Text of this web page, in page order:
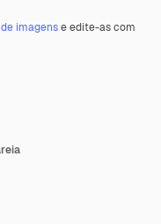
imagense edite-as com